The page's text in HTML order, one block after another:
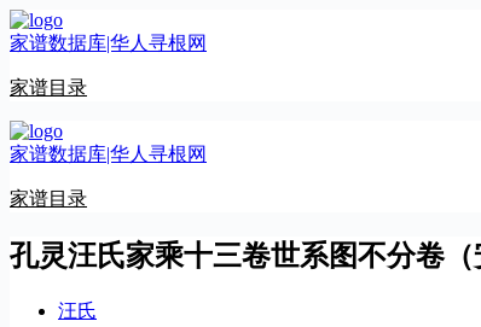
跳
至
容
家谱数据库|华人寻根网
家谱目录
家谱数据库|华人寻根网
家谱目录
孔灵汪氏家乘十三卷世系图不分卷（
汪氏